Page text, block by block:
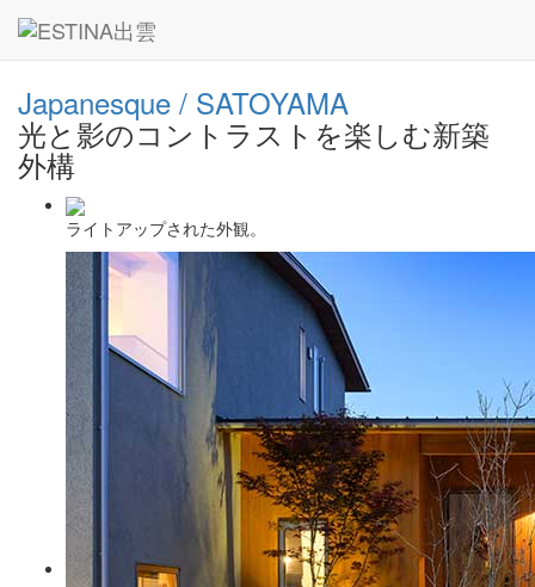
― GALLERY ―
Japanesque / SATOYAMA
光と影のコントラストを楽しむ新築
外構
ライトアップされた外観。